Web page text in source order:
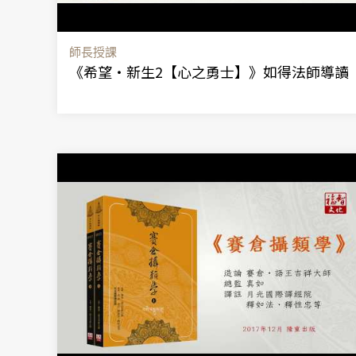
師長授課
《希望‧新生2【心之勇士】》如得法師導讀